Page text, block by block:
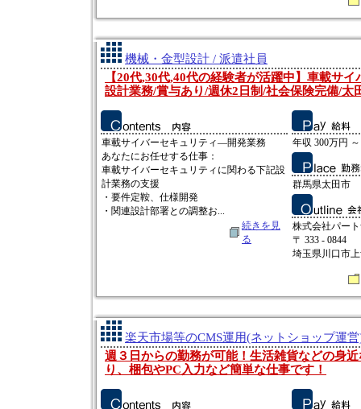
機械・金型設計 / 派遣社員
【20代,30代,40代の経験者が活躍中】車載サ
設計業務/賞与あり/週休2日制/社会保険完備/太
車載サイバーセキュリティ―開発業務
あなたにお任せする仕事：
車載サイバーセキュリティに関わる下記設
計業務の支援
・要件定鞍、仕様開発
・関連設計部署との調整お...
続きを見
る
年収 300万円
群馬県太田市
株式会社パー
〒 333 - 0844
埼玉県川口市
楽天市場等のCMS運用(ネットショップ運
週３日からの勤務が可能！生活雑貨などの身
り、梱包やPC入力など簡単な仕事です！